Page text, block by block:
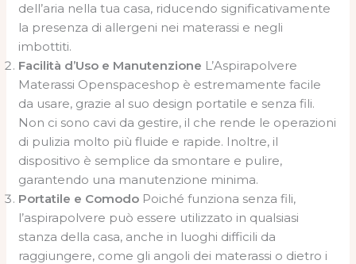
dell’aria nella tua casa, riducendo significativamente
la presenza di allergeni nei materassi e negli
imbottiti.
Facilità d’Uso e Manutenzione L’Aspirapolvere
Materassi Openspaceshop è estremamente facile
da usare, grazie al suo design portatile e senza fili.
Non ci sono cavi da gestire, il che rende le operazioni
di pulizia molto più fluide e rapide. Inoltre, il
dispositivo è semplice da smontare e pulire,
garantendo una manutenzione minima.
Portatile e Comodo Poiché funziona senza fili,
l’aspirapolvere può essere utilizzato in qualsiasi
stanza della casa, anche in luoghi difficili da
raggiungere, come gli angoli dei materassi o dietro i